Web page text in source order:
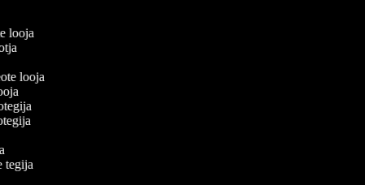
looja
looja
tegija